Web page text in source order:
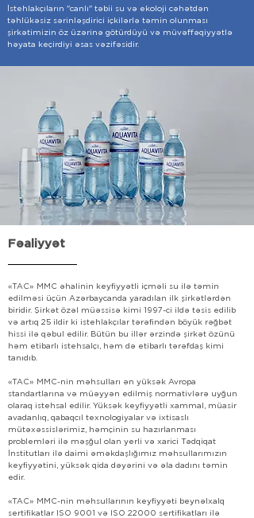
İstehlakçıların "canlı" təbii su və ekoloji cəhətdən
təhlükəsiz sərinləşdirici içkilərlə təmin olunması
şirkətimizin öz üzərinə götürdüyü və müvəffəqiyyətlə
həyata keçirdiyi əsas vəzifəsidir.
Fəaliyyət
«TAC» MMC əhalinin keyfiyyətli içməli su ilə təmin
edilməsi üçün Azərbaycanda yaradılan ilk şirkətlərdən
biridir. Şirkət özəl müəssisə kimi 1997-ci ildə təsis edilib
və artıq 25 ildir ki istehlakçılar tərəfindən böyük rəğbət
hissi ilə qəbul edilir. Bütün bu illər ərzində şirkət özünü
həm etibarlı istehsalçı, həm də etibarlı tərəfdaş kimi
tanıdıb.
«TAC» MMC-nin məhsulları ən yüksək Avropa
standartlarına və müəyyən edilmiş normativlərə uyğun
olaraq istehsal edilir. Yüksək keyfiyyətli xammal, müasir
avadanlıq, qabaqcıl texnologiyalar və ixtisaslı
mütəxəssislərimiz, həmçinin su hazırlanması
problemləri ilə məşğul olan yerli və xarici Tədqiqat
İnstitutları ilə daimi əməkdaşlığımız məhsullarımızın
keyfiyyətini, yüksək qida dəyərini və əla dadını təmin
edir.
«TAC» MMC-nin məhsullarının keyfiyyəti beynəlxalq
sertifikatlar ISO 9001 və ISO 22000 sertifikatları ilə